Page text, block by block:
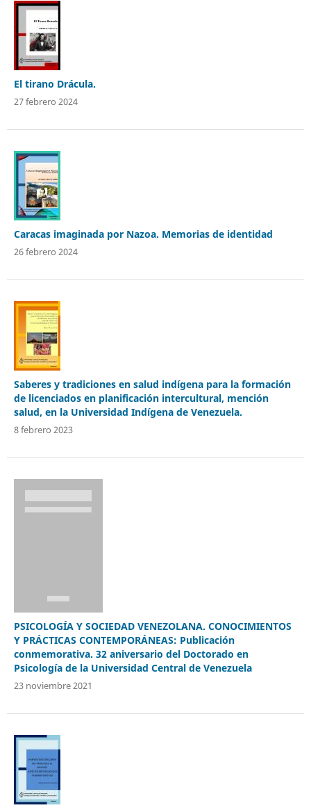
El tirano Drácula.
27 febrero 2024
Caracas imaginada por Nazoa. Memorias de identidad
26 febrero 2024
Saberes y tradiciones en salud indígena para la formación
de licenciados en planificación intercultural, mención
salud, en la Universidad Indígena de Venezuela.
8 febrero 2023
PSICOLOGÍA Y SOCIEDAD VENEZOLANA. CONOCIMIENTOS
Y PRÁCTICAS CONTEMPORÁNEAS: Publicación
conmemorativa. 32 aniversario del Doctorado en
Psicología de la Universidad Central de Venezuela
23 noviembre 2021